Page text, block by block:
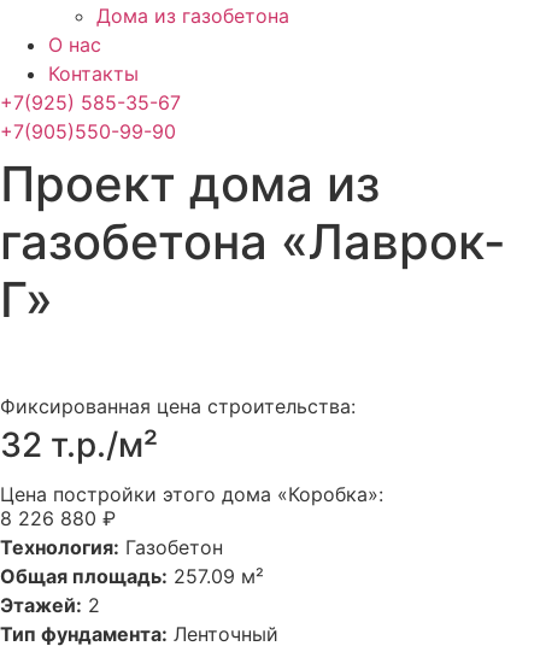
Дома из газобетона
О нас
Контакты
+7(925) 585-35-67
+7(905)550-99-90
Проект дома из
газобетона «Лаврок-
Г»
Фиксированная цена строительства:
32 т.р./м²
Цена постройки этого дома «Коробка»:
8 226 880 ₽
Технология: Газобетон
Общая площадь: 257.09 м²
Этажей: 2
Тип фундамента: Ленточный